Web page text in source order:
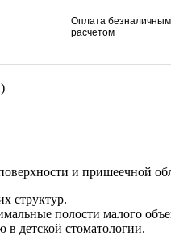
Оплата безналичным
расчетом
и пришеечной
структур.
полости малого
в детской стоматологии.